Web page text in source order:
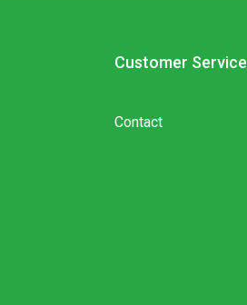
Customer Service
Contact